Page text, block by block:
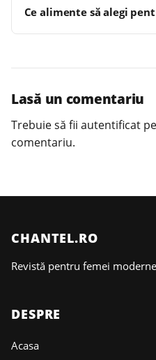
Ce alimente să alegi
Lasă un comentariu
Trebuie să fii autentificat
comentariu.
CHANTEL.RO
Revistă pentru femei moderne
DESPRE
Acasa